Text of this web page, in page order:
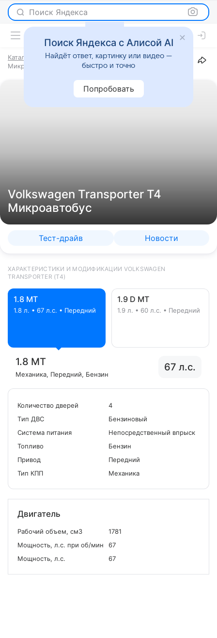
Поиск Яндекса
Каталог Марки Volkswagen Transporter
T4
Микроавтобус
Volkswagen Transporter T4
Микроавтобус
Тест-драйв Новости
ХАРАКТЕРИСТИКИ И МОДИФИКАЦИИ VOLKSWAGEN
TRANSPORTER (T4)
1.8 MT
1.8 л. • 67 л.с. • Передний
1.9 D MT
1.9 л. • 60 л.с. • Передний
1.8 MT
Механика, Передний, Бензин
67 л.с.
Количество дверей
4
Tип ДВС
Бензиновый
Система питания
Непосредственный впрыск
Топливо
Бензин
Привод
Передний
Тип КПП
Механика
Двигатель
Рабочий объем, см3
1781
Мощность, л.с. при об/мин
67
Мощность, л.с.
67
Поиск Яндекса с Алисой AI
Найдёт ответ, картинку или видео —
быстро и точно
Попробовать